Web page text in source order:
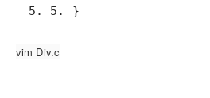
5. 5. }
vim Div.c